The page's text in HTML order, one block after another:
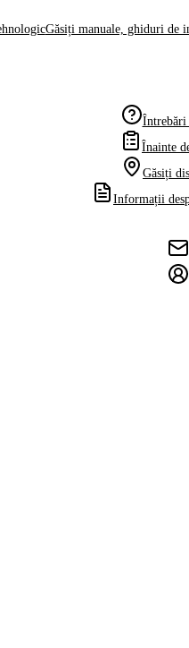
Găsiți manuale, ghiduri de
Întrebări
Înainte
Găsiți
Informații